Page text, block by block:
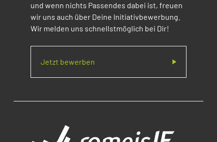
und wenn nichts Passendes dabei ist, freuen
wir uns auch über Deine Initiativbewerbung.
Wir melden uns schnellstmöglich bei Dir!
Jetzt bewerben